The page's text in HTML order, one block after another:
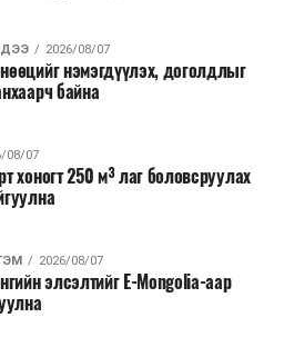
2026/08/07
нэмэгдүүлэх, доголдлыг
байна
08/07
хоногт 250 м³ лаг боловсруулах
2026/08/07
элсэлтийг E-Mongolia-аар